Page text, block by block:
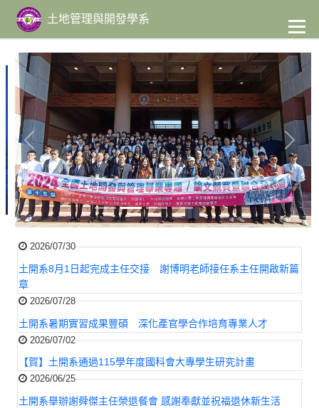
主
要
容
土地管理與開發學系
Previous Next
2026/07/30
土開系8月1日起完成主任交接 謝博明老師接任系主任開啟新篇
章
2026/07/28
土開系暑期實習成果豐碩 深化產官學合作培育專業人才
2026/07/02
【賀】土開系通過115學年度國科會大專學生研究計畫
2026/06/25
土開系舉辦謝舜傑主任榮退餐會 感謝奉獻並祝福退休新生活